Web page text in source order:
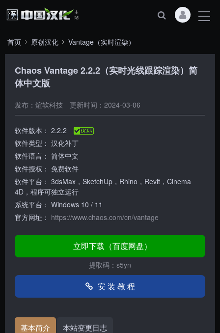
首页 原创汉化 Vantage（实时渲染）
Chaos Vantage 2.2.2（实时光线跟踪渲染）简
体中文版
发布：煊软科技 更新时间：2024-03-06
软件版本： 2.2.2
软件类型： 汉化补丁
软件语言： 简体中文
软件授权： 免费软件
软件平台： 3dsMax，SketchUp，Rhino，Revit，Cinema
4D，程序可独立运行
系统平台： Windows 10 / 11
官方网址： https://www.chaos.com/cn/vantage
立即下载（百度网盘）
提取码：s5yn
安 装 教 程
基本简介 本站变更日志